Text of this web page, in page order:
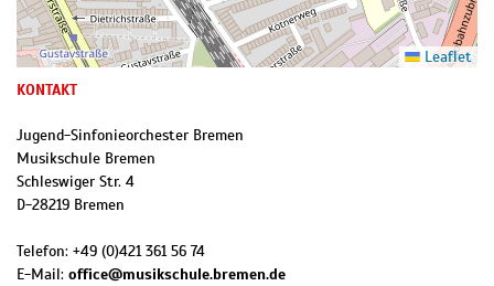
Leaflet
KONTAKT
Jugend-Sinfonieorchester Bremen
Musikschule Bremen
Schleswiger Str. 4
D-28219 Bremen
Telefon: +49 (0)421 361 56 74
E-Mail: office@musikschule.bremen.de